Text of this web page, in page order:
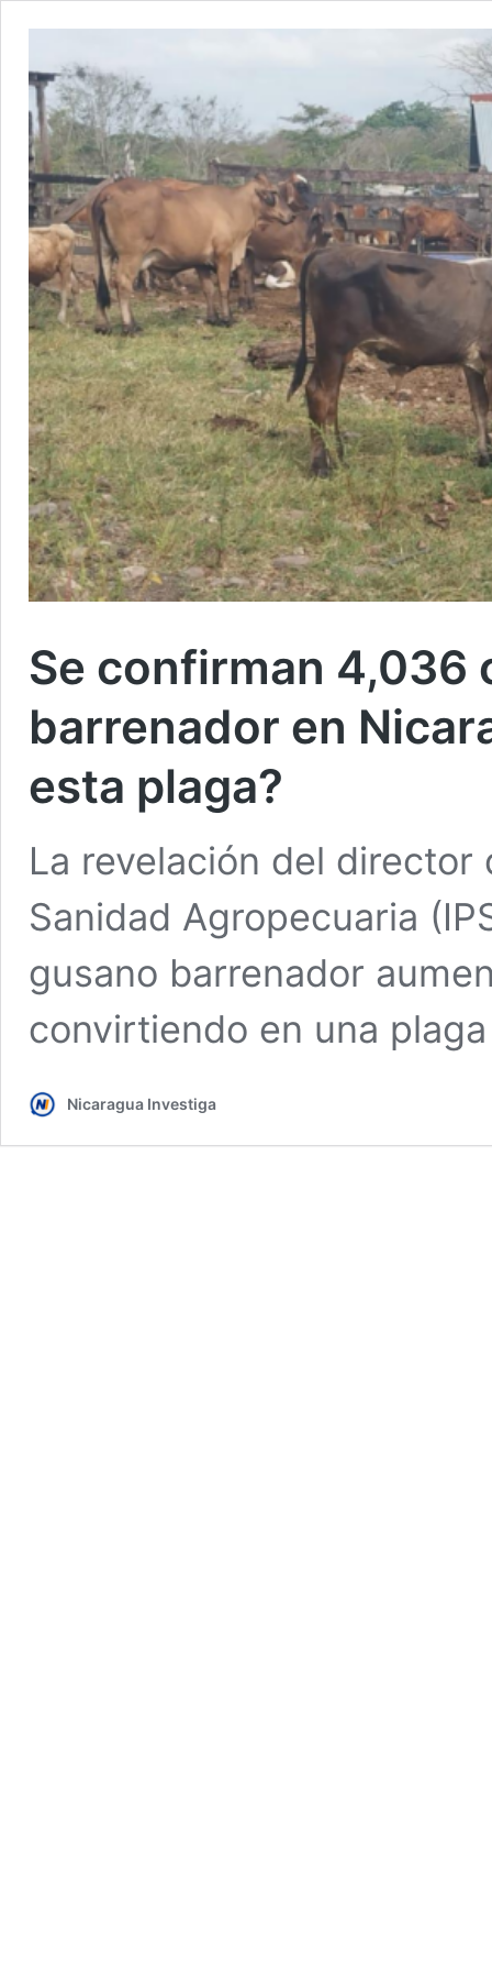
Se confirman 4,036
barrenador en
esta plaga?
La revelación del
Sanidad Agropecuaria
gusano barrenador
convirtiendo en una
Nicaragua Investiga